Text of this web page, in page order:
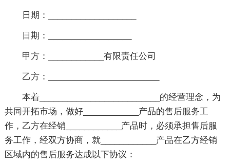
日期：___________________
日期：__________________
甲方：____________有限责任公司
乙方：________________________
本着__________________________的经营理念，为
共同开拓市场，做好____________产品的售后服务工
作，乙方在经销____________产品时，必须承担售后服
务工作，经双方协商，就____________产品在乙方经销
区域内的售后服务达成以下协议：